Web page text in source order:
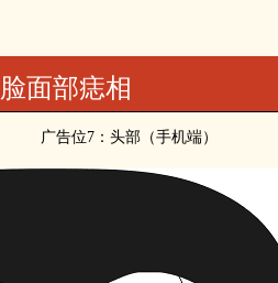
面部痣相
广告位7：头部（手机端）